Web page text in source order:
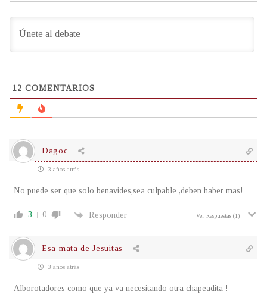
12 COMENTARIOS
Dagoc
3 años atrás
No puede ser que solo benavides,sea culpable ,deben haber mas!
3 0 Responder Ver Respuestas (1)
Esa mata de Jesuitas
3 años atrás
Alborotadores como que ya va necesitando otra chapeadita !